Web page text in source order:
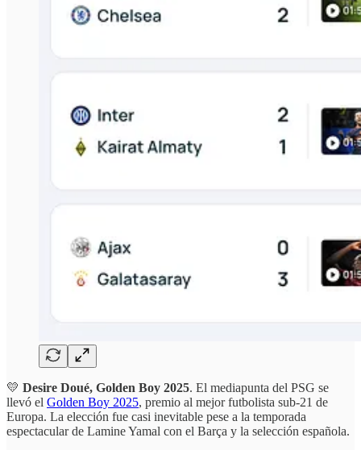
💛 Desire Doué, Golden Boy 2025. El mediapunta del PSG se
llevó el Golden Boy 2025, premio al mejor futbolista sub-21 de
Europa. La elección fue casi inevitable pese a la temporada
espectacular de Lamine Yamal con el Barça y la selección española.